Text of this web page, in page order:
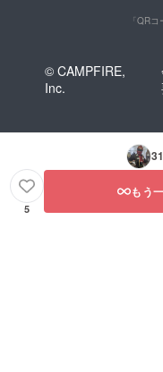
「QR
© CAMPFIRE,
Inc.
5
もう